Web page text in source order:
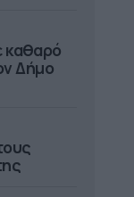
καθαρό
Δήμο